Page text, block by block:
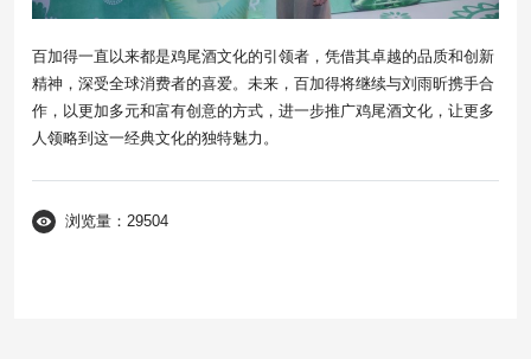
百加得一直以来都是鸡尾酒文化的引领者，凭借其卓越的品质和创新
精神，深受全球消费者的喜爱。未来，百加得将继续与刘雨昕携手合
作，以更加多元和富有创意的方式，进一步推广鸡尾酒文化，让更多
人领略到这一经典文化的独特魅力。
浏览量：29504